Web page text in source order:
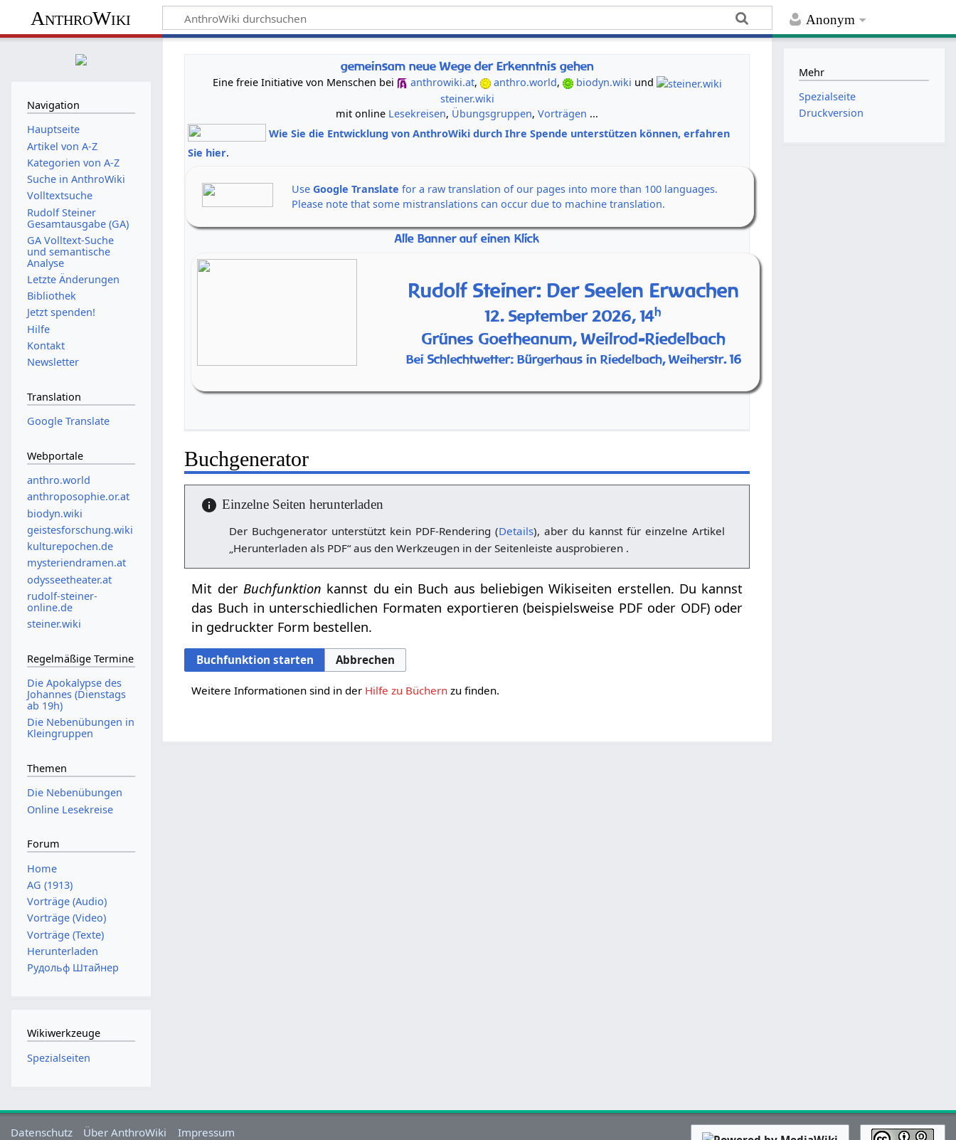
Anonym
AnthroWiki
gemeinsam neue Wege der Erkenntnis gehen
Eine freie Initiative von Menschen bei anthrowiki.at, anthro.world, biodyn.wiki und
steiner.wiki
mit online Lesekreisen, Übungsgruppen,Vorträgen ...
Wie Sie die Entwicklung von AnthroWiki durch Ihre Spende unterstützen können, erfahren
Sie hier.
UseGoogle Translate for a raw translation of our pages into more than 100 languages.
Please note that some mistranslations can occur due to machine translation.
Alle Banner auf einen Klick
Rudolf Steiner: Der Seelen Erwachen
12. September 2026, 14h
Grünes Goetheanum, Weilrod-Riedelbach
Bei Schlechtwetter: Bürgerhaus in Riedelbach, Weiherstr. 16
Buchgenerator
Einzelne Seiten herunterladen
Der Buchgenerator unterstützt kein PDF-Rendering (Details), aber du kannst für einzelne Artikel
„Herunterladen als PDF“ aus den Werkzeugen in der Seitenleiste ausprobieren .
Mit derBuchfunktion kannst du ein Buch aus beliebigen Wikiseiten erstellen. Du kannst
das Buch in unterschiedlichen Formaten exportieren (beispielsweise PDF oder ODF) oder
in gedruckter Form bestellen.
Buchfunktion starten Abbrechen
Weitere Informationen sind in der Hilfe zu Büchern zu finden.
Navigation
Hauptseite
Artikel von A-Z
Kategorien von A-Z
Suche in AnthroWiki
Volltextsuche
Rudolf Steiner
Gesamtausgabe (GA)
GA Volltext-Suche
und semantische
Analyse
Letzte Änderungen
Bibliothek
Jetzt spenden!
Hilfe
Kontakt
Newsletter
Translation
Google Translate
Webportale
anthro.world
anthroposophie.or.at
biodyn.wiki
geistesforschung.wiki
kulturepochen.de
mysteriendramen.at
odysseetheater.at
rudolf-steiner-
online.de
steiner.wiki
Regelmäßige Termine
Die Apokalypse des
Johannes (Dienstags
ab 19h)
Die Nebenübungen in
Kleingruppen
Themen
Die Nebenübungen
Online Lesekreise
Forum
Home
AG (1913)
Vorträge (Audio)
Vorträge (Video)
Vorträge (Texte)
Herunterladen
Рудольф Штайнер
Wikiwerkzeuge
Spezialseiten
Mehr
Spezialseite
Druckversion
Datenschutz Über AnthroWiki Impressum